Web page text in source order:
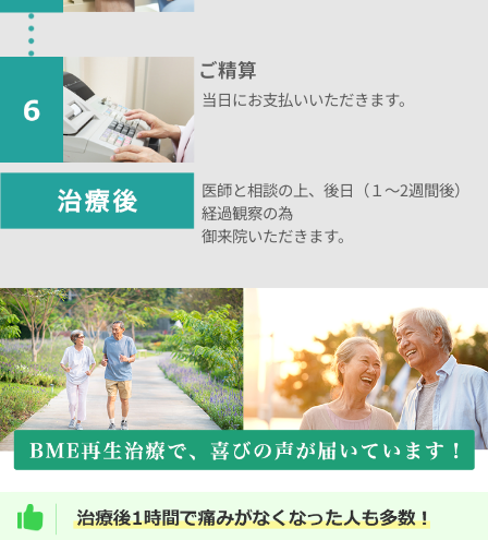
ご精算
当日にお支払いいただきます。
医師と相談の上、後日（１～2週間後）
経過観察の為
御来院いただきます。